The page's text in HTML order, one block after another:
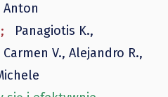
Anton
Panagiotis K.,
Carmen V., Alejandro R.,